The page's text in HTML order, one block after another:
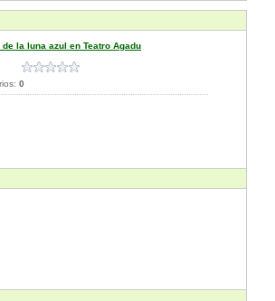
de la luna azul en Teatro Agadu
0